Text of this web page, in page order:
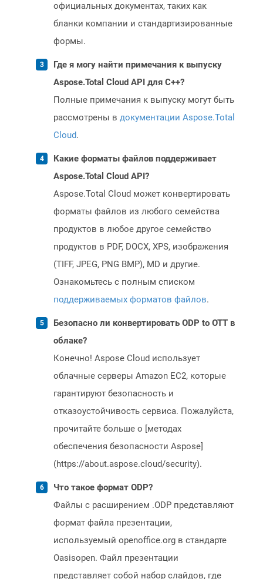
официальных документах, таких как
бланки компании и стандартизированные
формы.
Где я могу найти примечания к выпуску
Aspose.Total Cloud API для C++?
Полные примечания к выпуску могут быть
рассмотрены в документации Aspose.Total
Cloud.
Какие форматы файлов поддерживает
Aspose.Total Cloud API?
Aspose.Total Cloud может конвертировать
форматы файлов из любого семейства
продуктов в любое другое семейство
продуктов в PDF, DOCX, XPS, изображения
(TIFF, JPEG, PNG BMP), MD и другие.
Ознакомьтесь с полным списком
поддерживаемых форматов файлов.
Безопасно ли конвертировать ODP to OTT в
облаке?
Конечно! Aspose Cloud использует
облачные серверы Amazon EC2, которые
гарантируют безопасность и
отказоустойчивость сервиса. Пожалуйста,
прочитайте больше о [методах
обеспечения безопасности Aspose]
(https://about.aspose.cloud/security).
Что такое формат ODP?
Файлы с расширением .ODP представляют
формат файла презентации,
используемый openoffice.org в стандарте
Oasisopen. Файл презентации
представляет собой набор слайдов, где